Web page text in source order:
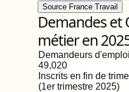
Source France Travail
Demandes et
métier en
Demandeurs d'emploi
49,020
Inscrits en fin de
(1er trimestre 2025)